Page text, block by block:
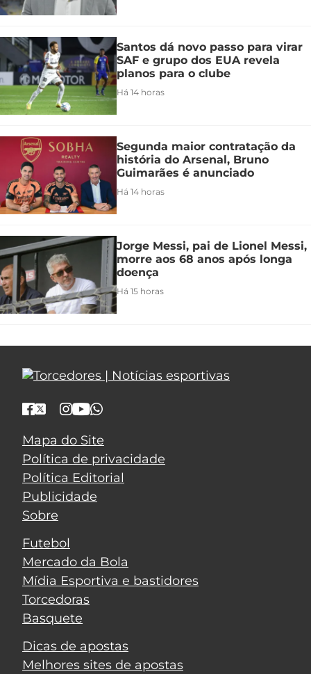
Santos dá novo passo para virar
SAF e grupo dos EUA revela
planos para o clube
Há 14 horas
Segunda maior contratação da
história do Arsenal, Bruno
Guimarães é anunciado
Há 14 horas
Jorge Messi, pai de Lionel Messi,
morre aos 68 anos após longa
doença
Há 15 horas
Mapa do Site
Política de privacidade
Política Editorial
Publicidade
Sobre
Futebol
Mercado da Bola
Mídia Esportiva e bastidores
Torcedoras
Basquete
Dicas de apostas
Melhores sites de apostas